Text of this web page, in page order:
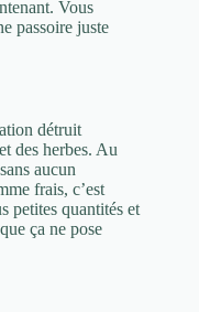
Vous
passoire juste
détruit
des herbes. Au
aucun
frais, c’est
petites quantités et
ça ne pose